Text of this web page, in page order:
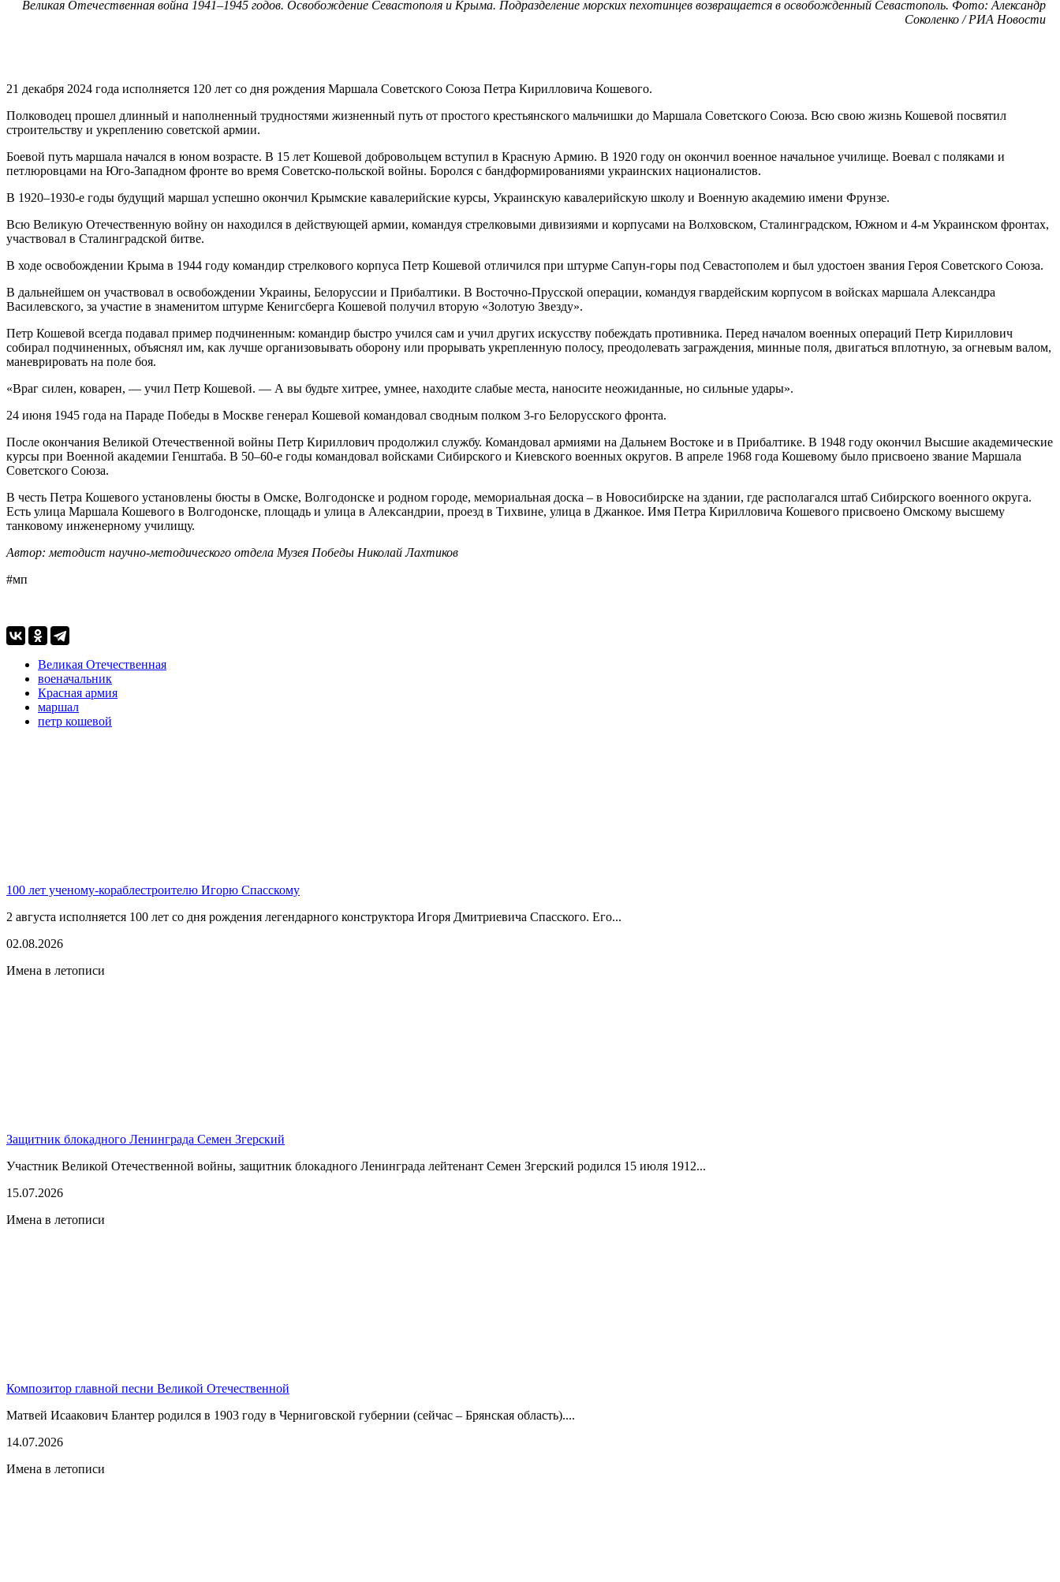
Великая Отечественная война 1941–1945 годов. Освобождение Севастополя и Крыма. Подразделение морских пехотинцев возвращается в освобожденный Севастополь. Фото: Александр
Соколенко / РИА Новости
21 декабря 2024 года исполняется 120 лет со дня рождения Маршала Советского Союза Петра Кирилловича Кошевого.
Полководец прошел длинный и наполненный трудностями жизненный путь от простого крестьянского мальчишки до Маршала Советского Союза. Всю свою жизнь Кошевой посвятил
строительству и укреплению советской армии.
Боевой путь маршала начался в юном возрасте. В 15 лет Кошевой добровольцем вступил в Красную Армию. В 1920 году он окончил военное начальное училище. Воевал с поляками и
петлюровцами на Юго-Западном фронте во время Советско-польской войны. Боролся с бандформированиями украинских националистов.
В 1920–1930-е годы будущий маршал успешно окончил Крымские кавалерийские курсы, Украинскую кавалерийскую школу и Военную академию имени Фрунзе.
Всю Великую Отечественную войну он находился в действующей армии, командуя стрелковыми дивизиями и корпусами на Волховском, Сталинградском, Южном и 4-м Украинском фронтах,
участвовал в Сталинградской битве.
В ходе освобождении Крыма в 1944 году командир стрелкового корпуса Петр Кошевой отличился при штурме Сапун-горы под Севастополем и был удостоен звания Героя Советского Союза.
В дальнейшем он участвовал в освобождении Украины, Белоруссии и Прибалтики. В Восточно-Прусской операции, командуя гвардейским корпусом в войсках маршала Александра
Василевского, за участие в знаменитом штурме Кенигсберга Кошевой получил вторую «Золотую Звезду».
Петр Кошевой всегда подавал пример подчиненным: командир быстро учился сам и учил других искусству побеждать противника. Перед началом военных операций Петр Кириллович
собирал подчиненных, объяснял им, как лучше организовывать оборону или прорывать укрепленную полосу, преодолевать заграждения, минные поля, двигаться вплотную, за огневым валом,
маневрировать на поле боя.
«Враг силен, коварен, — учил Петр Кошевой. — А вы будьте хитрее, умнее, находите слабые места, наносите неожиданные, но сильные удары».
24 июня 1945 года на Параде Победы в Москве генерал Кошевой командовал сводным полком 3-го Белорусского фронта.
После окончания Великой Отечественной войны Петр Кириллович продолжил службу. Командовал армиями на Дальнем Востоке и в Прибалтике. В 1948 году окончил Высшие академические
курсы при Военной академии Генштаба. В 50–60-е годы командовал войсками Сибирского и Киевского военных округов. В апреле 1968 года Кошевому было присвоено звание Маршала
Советского Союза.
В честь Петра Кошевого установлены бюсты в Омске, Волгодонске и родном городе, мемориальная доска – в Новосибирске на здании, где располагался штаб Сибирского военного округа.
Есть улица Маршала Кошевого в Волгодонске, площадь и улица в Александрии, проезд в Тихвине, улица в Джанкое. Имя Петра Кирилловича Кошевого присвоено Омскому высшему
танковому инженерному училищу.
Автор: методист научно-методического отдела Музея Победы Николай Лахтиков
#мп
Великая Отечественная
военачальник
Красная армия
маршал
петр кошевой
100 лет ученому-кораблестроителю Игорю Спасскому
2 августа исполняется 100 лет со дня рождения легендарного конструктора Игоря Дмитриевича Спасского. Его...
02.08.2026
Имена в летописи
Защитник блокадного Ленинграда Семен Згерский
Участник Великой Отечественной войны, защитник блокадного Ленинграда лейтенант Семен Згерский родился 15 июля 1912...
15.07.2026
Имена в летописи
Композитор главной песни Великой Отечественной
Матвей Исаакович Блантер родился в 1903 году в Черниговской губернии (сейчас – Брянская область)....
14.07.2026
Имена в летописи